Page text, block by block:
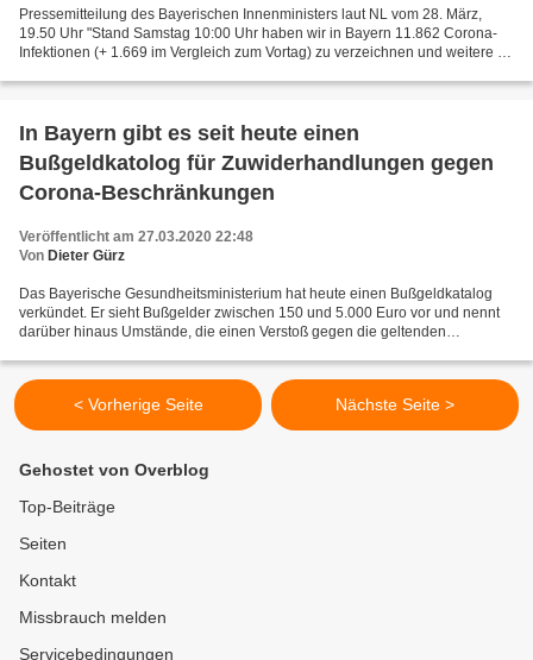
Pressemitteilung des Bayerischen Innenministers laut NL vom 28. März,
19.50 Uhr "Stand Samstag 10:00 Uhr haben wir in Bayern 11.862 Corona-
Infektionen (+ 1.669 im Vergleich zum Vortag) zu verzeichnen und weitere 26
In Bayern gibt es seit heute einen
Bußgeldkatolog für Zuwiderhandlungen gegen
Corona-Beschränkungen
Veröffentlicht am 27.03.2020 22:48
Von Dieter Gürz
Das Bayerische Gesundheitsministerium hat heute einen Bußgeldkatalog
verkündet. Er sieht Bußgelder zwischen 150 und 5.000 Euro vor und nennt
darüber hinaus Umstände, die einen Verstoß gegen die geltenden
< Vorherige Seite Nächste Seite >
Gehostet von Overblog
Top-Beiträge
Seiten
Kontakt
Missbrauch melden
Servicebedingungen